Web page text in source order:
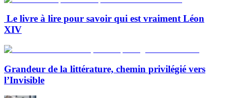
Le livre à lire pour savoir qui est vraiment Léon
XIV
Grandeur de la littérature, chemin privilégié vers
l’Invisible